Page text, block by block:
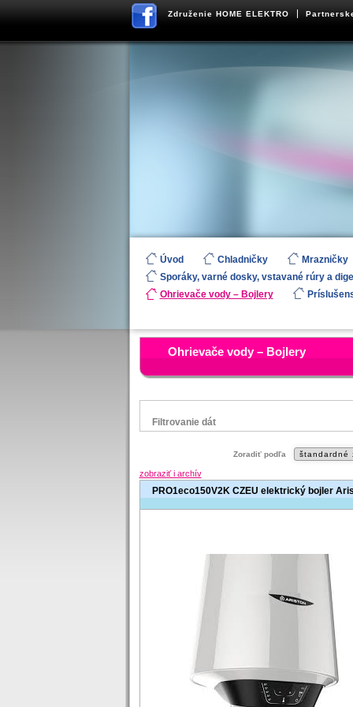
Združenie HOME ELEKTRO
Úvod Chladničky
Mrazničky
Sporáky, varné dosky, vstavané rúry a
Ohrievače vody – Bojlery
Ohrievače vody – Bojlery
Filtrovanie dát
Tatramat
Zoradiť podľa
zobraziť i archív
PRO1eco150V2K CZEU elektrický bojler